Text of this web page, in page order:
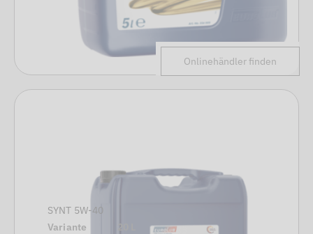
Onlinehändler finden
SYNT 5W-40
Variante
20 L